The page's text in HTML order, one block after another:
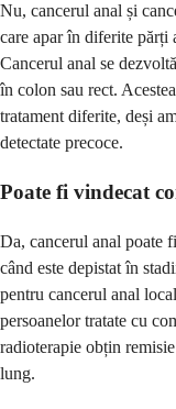
Nu, cancerul anal și
care apar în diferite părți
Cancerul anal se
în colon sau rect.
tratament diferite, deși
detectate precoce.
Poate fi vindecat
Da, cancerul anal poate
când este depistat în
pentru cancerul anal
persoanelor tratate cu
radioterapie obțin
lung.